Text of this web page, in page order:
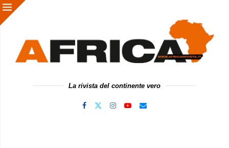
La rivista del continente vero